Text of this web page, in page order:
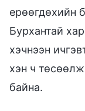
ерөөгдөхийн
Бурхантай
хэчнээн
хэн ч
байна.